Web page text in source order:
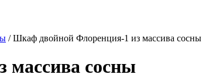
/ Шкаф двойной Флоренция-1 из массива сосны
сосны